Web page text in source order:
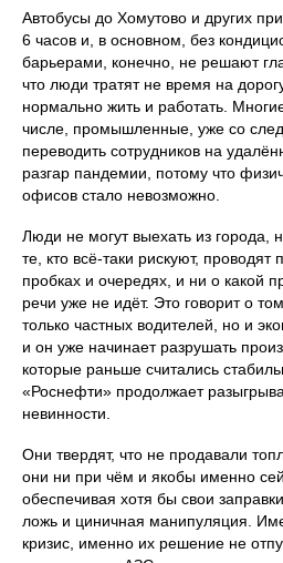
Автобусы до Хомутово и других
6 часов и, в основном, без
барьерами, конечно, не решают
что люди тратят не время на
нормально жить и работать.
числе, промышленные, уже со
переводить сотрудников на
разгар пандемии, потому что
офисов стало невозможно.
Люди не могут выехать из города,
те, кто всё-таки рискуют, проводят
пробках и очередях, и ни о какой
речи уже не идёт. Это говорит о
только частных водителей, но и
и он уже начинает разрушать
которые раньше считались
«Роснефти» продолжает
невинности.
Они твердят, что не продавали
они ни при чём и якобы именно
обеспечивая хотя бы свои
ложь и циничная манипуляция.
кризис, именно их решение не